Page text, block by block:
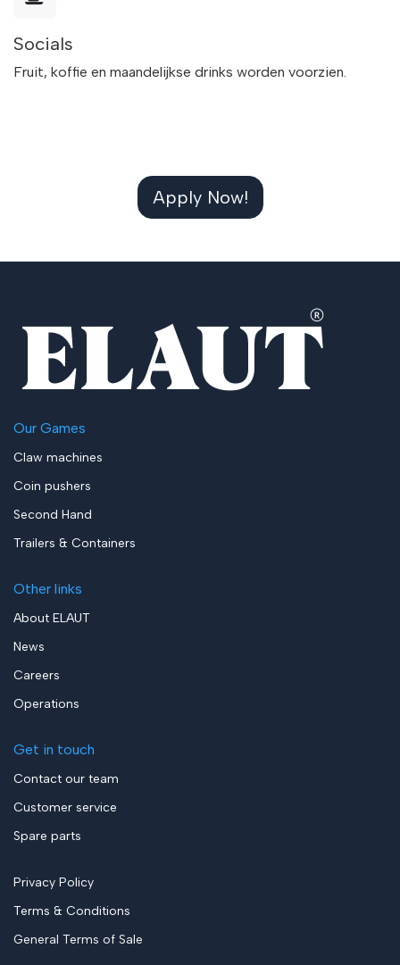
Socials
Fruit, koffie en maandelijkse drinks worden voorzien.
Apply Now!
Our Games
Claw machines
Coin pushers
Second Hand
Trailers & Containers
Other links
About ELAUT
News
Careers
Operations
Get in touch
Contact our team
Customer service
Spare parts
Privacy Policy
Terms & Conditions
General Terms of Sale